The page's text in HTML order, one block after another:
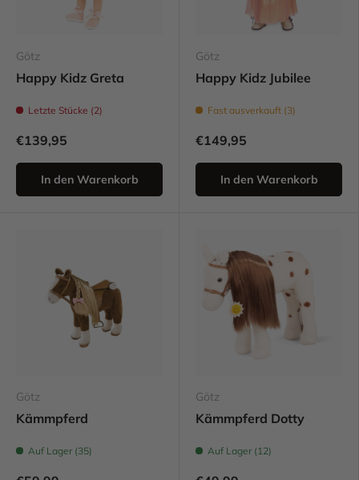
Götz
Happy Kidz Greta
Letzte Stücke (2)
€139,95
In den Warenkorb
Götz
Happy Kidz Jubilee
Fast ausverkauft (3)
€149,95
In den Warenkorb
Götz
Kämmpferd
Auf Lager (35)
Götz
Kämmpferd Dotty
Auf Lager (12)